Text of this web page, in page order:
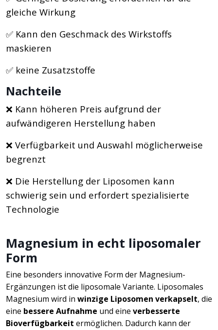
gleiche Wirkung
✅ Kann den Geschmack des Wirkstoffs
maskieren
✅ keine Zusatzstoffe
Nachteile
❌ Kann höheren Preis aufgrund der
aufwändigeren Herstellung haben
❌ Verfügbarkeit und Auswahl möglicherweise
begrenzt
❌ Die Herstellung der Liposomen kann
schwierig sein und erfordert spezialisierte
Technologie
Magnesium in echt liposomaler
Form
Eine besonders innovative Form der Magnesium-
Ergänzungen ist die liposomale Variante. Liposomales
Magnesium wird in winzige Liposomen verkapselt, die
eine bessere Aufnahme und eine verbesserte
Bioverfügbarkeit ermöglichen. Dadurch kann der